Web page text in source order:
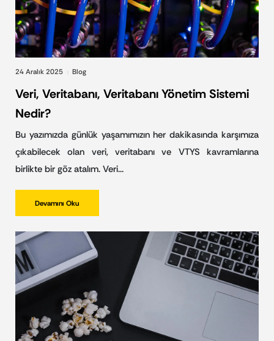
24 Aralık 2025 Blog
Veri, Veritabanı, Veritabanı Yönetim Sistemi
Nedir?
Bu yazımızda günlük yaşamımızın her dakikasında karşımıza
çıkabilecek olan veri, veritabanı ve VTYS kavramlarına
birlikte bir göz atalım. Veri…
Devamını Oku